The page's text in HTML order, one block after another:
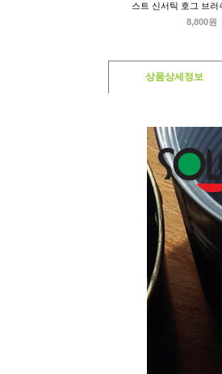
스트 신서틱 호그 브러
8,800원
상품상세정보